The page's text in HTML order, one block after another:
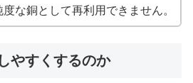
な銅として再利用できません。
やすくするのか